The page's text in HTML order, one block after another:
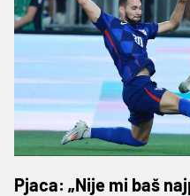
Pjaca: „Nije mi baš